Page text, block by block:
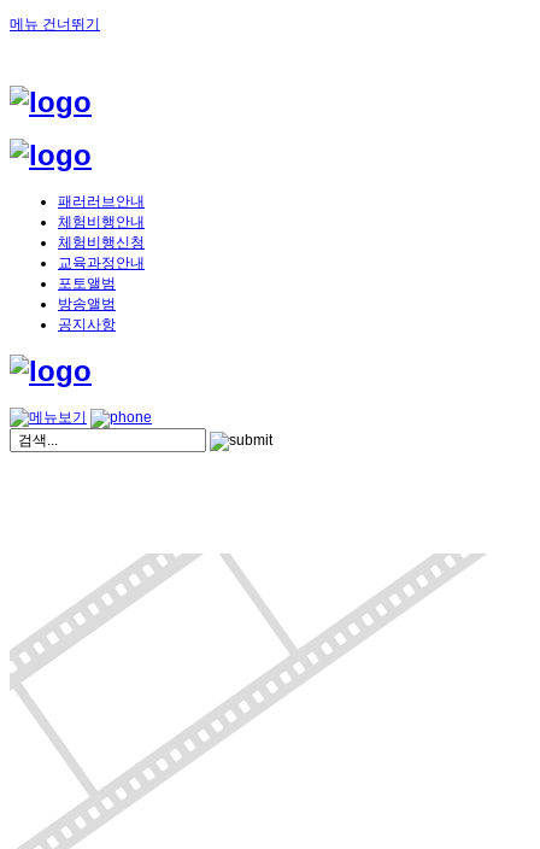
메뉴 건너뛰기
패러러브안내
체험비행안내
체험비행신청
교육과정안내
포토앨범
방송앨범
공지사항